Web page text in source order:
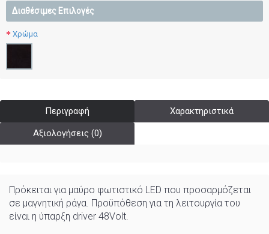
Διαθέσιμες Επιλογές
Χρώμα
Περιγραφή Χαρακτηριστικά
Αξιολογήσεις (0)
Πρόκειται για μαύρο φωτιστικό LED που προσαρμόζεται
σε μαγνητική ράγα. Προϋπόθεση για τη λειτουργία του
είναι η ύπαρξη driver 48Volt.